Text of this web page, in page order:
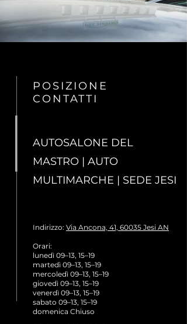
POSIZIONE
CONTATTI
AUTOSALONE DEL
MASTRO | AUTO
MULTIMARCHE | SEDE JESI
Indirizzo: Via Ancona, 41, 60035 Jesi AN
Orari:
lunedì 09–13, 15–19
martedì 09–13, 15–19
mercoledì 09–13, 15–19
giovedì 09–13, 15–19
venerdì 09–13, 15–19
sabato 09–13, 15–19
domenica Chiuso